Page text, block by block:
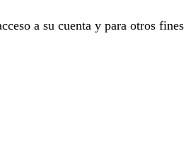
a su cuenta y para otros